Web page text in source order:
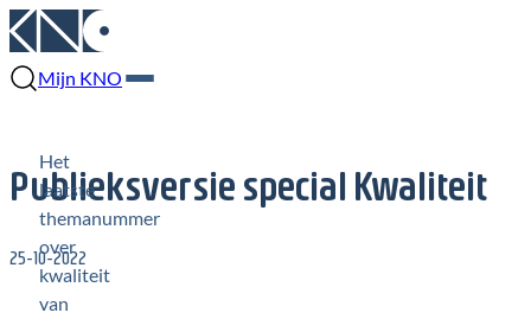
Mijn KNO
Publieksversie special Kwaliteit
25-10-2022
Het
laatste
themanummer
over
kwaliteit
van